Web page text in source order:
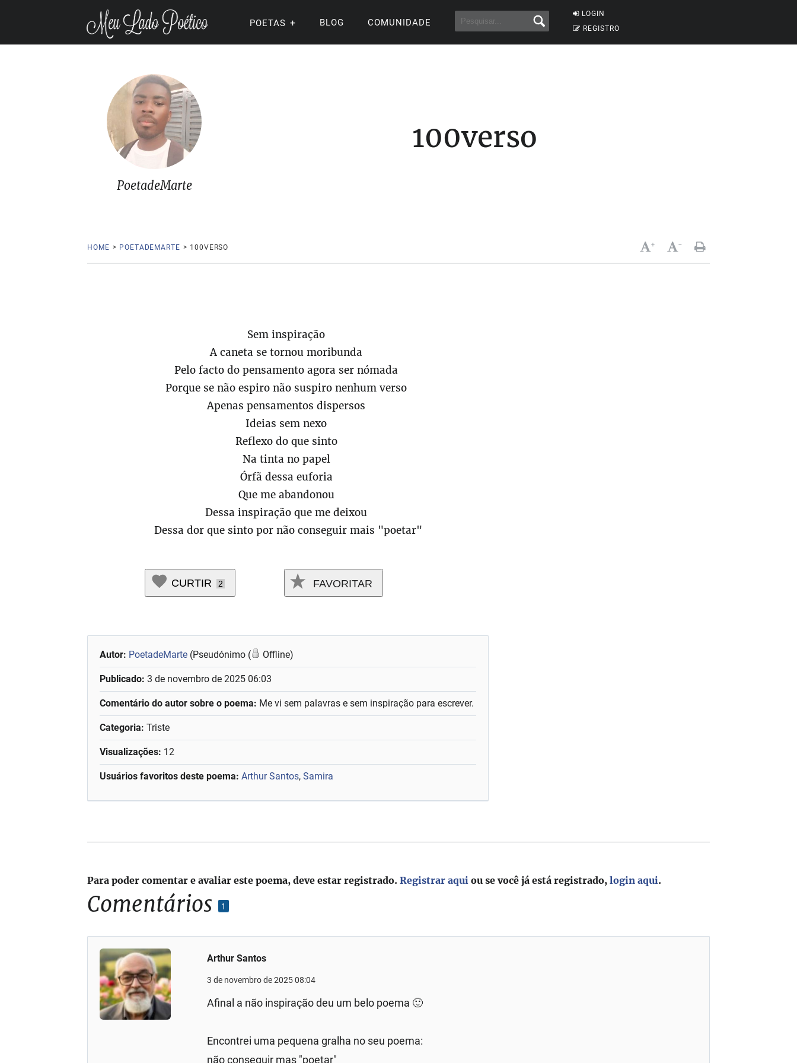
LOGIN
REGISTRO
POETAS BLOG COMUNIDADE
100verso
PoetadeMarte
HOME > POETADEMARTE > 100VERSO + -
Sem inspiração
A caneta se tornou moribunda
Pelo facto do pensamento agora ser nómada
Porque se não espiro não suspiro nenhum verso
Apenas pensamentos dispersos
Ideias sem nexo
Reflexo do que sinto
Na tinta no papel
Órfã dessa euforia
Que me abandonou
Dessa inspiração que me deixou
Dessa dor que sinto por não conseguir mais "poetar"
CURTIR 2 FAVORITAR
Autor: PoetadeMarte (Pseudónimo ( Offline)
Publicado:3 de novembro de 2025 06:03
Comentário do autor sobre o poema: Me vi sem palavras e sem inspiração para escrever.
Categoria: Triste
Visualizações: 12
Usuários favoritos deste poema: Arthur Santos,Samira
Comentários 1
Arthur Santos
3 de novembro de 2025 08:04
Afinal a não inspiração deu um belo poema 🙂
Encontrei uma pequena gralha no seu poema:
não conseguir mas "poetar"
Para poder comentar e avaliar este poema, deve estar registrado.Registrar aqui ou se você já está registrado,login aqui.